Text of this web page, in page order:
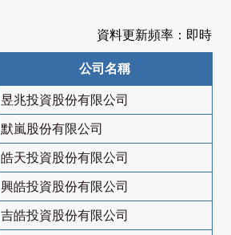
資料更新頻率：即時
公司名稱
昱兆投資股份有限公司
默嵐股份有限公司
皓天投資股份有限公司
興皓投資股份有限公司
吉皓投資股份有限公司